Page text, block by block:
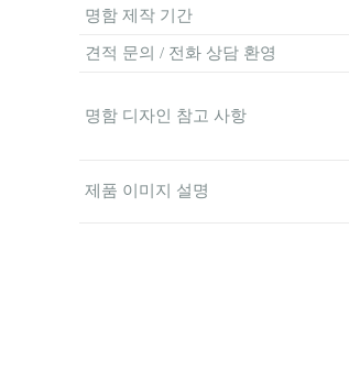
명함 제작 기간
견적 문의 / 전화 상담 환영
명함 디자인 참고 사항
제품 이미지 설명